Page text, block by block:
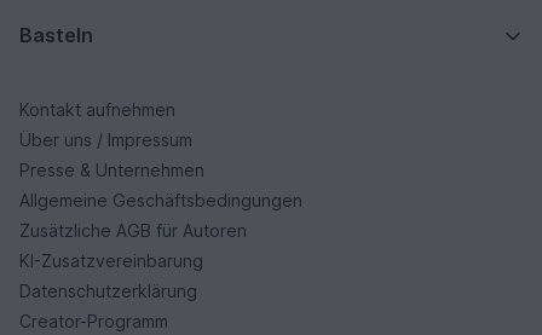
Basteln
Kontakt aufnehmen
Über uns / Impressum
Presse & Unternehmen
Allgemeine Geschäftsbedingungen
Zusätzliche AGB für Autoren
KI-Zusatzvereinbarung
Datenschutzerklärung
Creator-Programm